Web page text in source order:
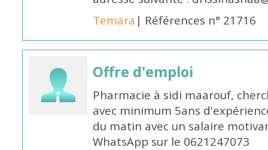
Temara | Références n° 21716
Offre d'emploi
Pharmacie à sidi maarouf,
avec minimum 5ans
du matin avec un salaire
WhatsApp sur le 0621247073